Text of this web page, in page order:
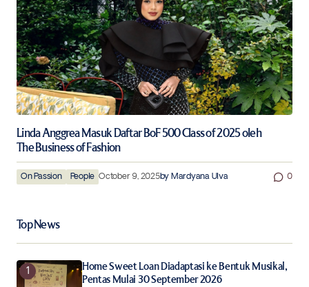
Linda Anggrea Masuk Daftar BoF 500 Class of 2025 oleh
The Business of Fashion
On Passion People October 9, 2025by Mardyana Ulva 0
Top News
Home Sweet Loan Diadaptasi ke Bentuk Musikal,
Pentas Mulai 30 September 2026